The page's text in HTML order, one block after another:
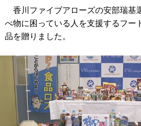
香川ファイブアローズの安部瑞基
べ物に困っている人を支援するフー
品を贈りました。